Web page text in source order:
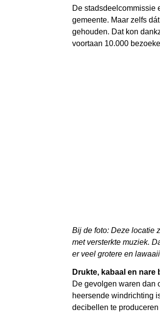
De stadsdeelcommissie
gemeente. Maar zelfs
gehouden. Dat kon
voortaan 10.000
Bij de foto: Deze locatie
met versterkte muziek.
er veel grotere en
Drukte, kabaal en nare
De gevolgen waren dan
heersende windrichting
decibellen te